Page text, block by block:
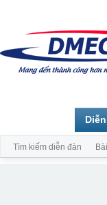
Tìm kiếm diễn đàn